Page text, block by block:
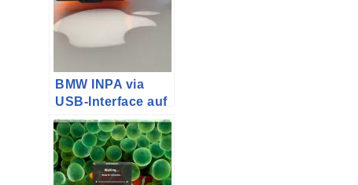
BMW INPA via
USB-Interface auf
dem Macbook Air